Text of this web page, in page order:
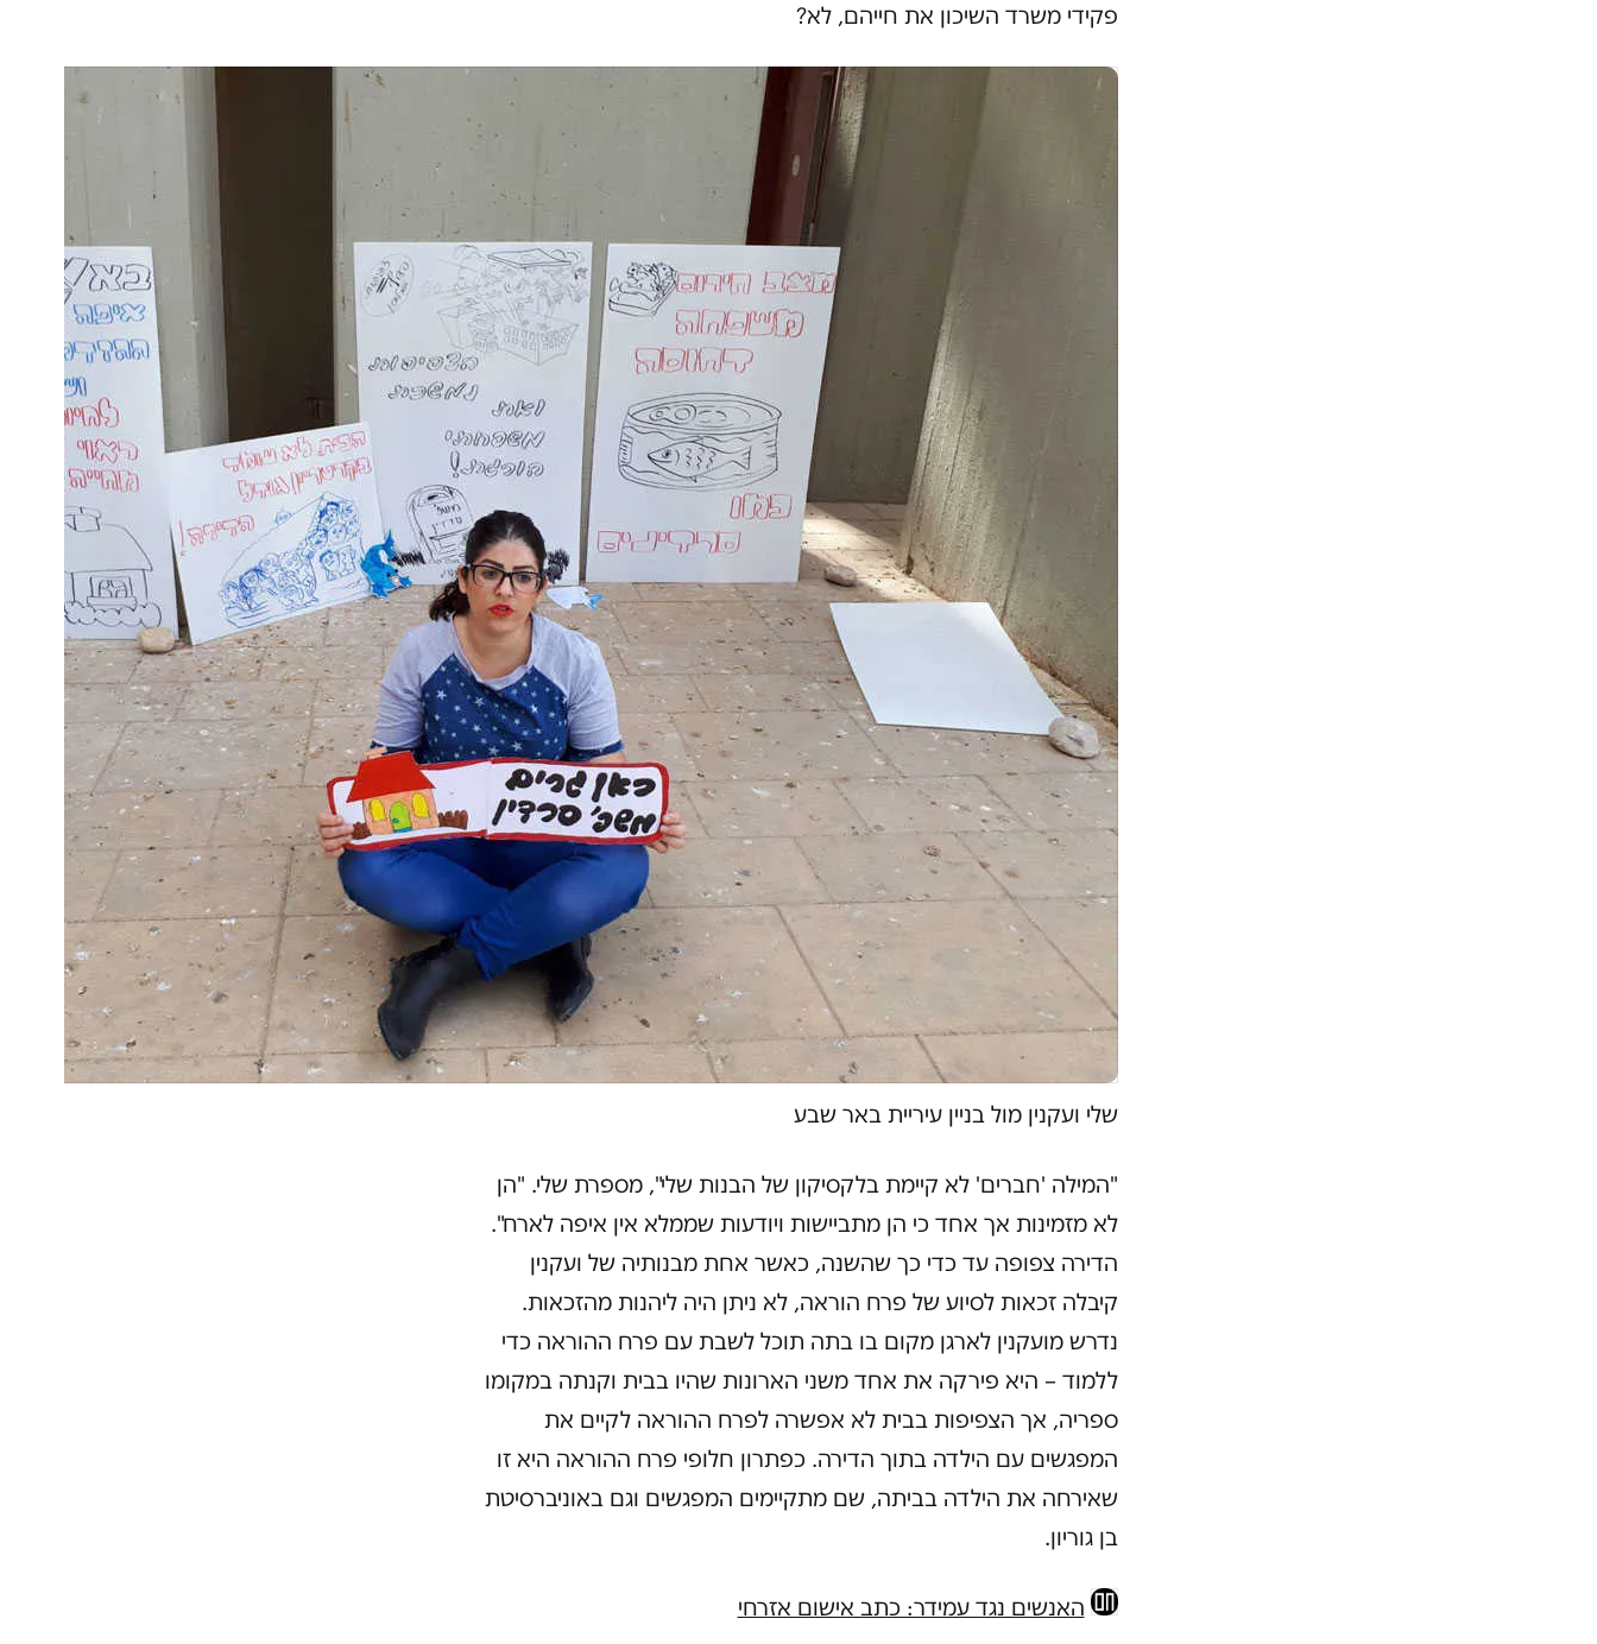
פקידי משרד השיכון את חייהם, לא?
שלי ועקנין מול בניין עיריית באר שבע
"המילה 'חברים' לא קיימת בלקסיקון של הבנות שלי", מספרת שלי. "הן
לא מזמינות אך אחד כי הן מתביישות ויודעות שממלא אין איפה לארח".
הדירה צפופה עד כדי כך שהשנה, כאשר אחת מבנותיה של ועקנין
קיבלה זכאות לסיוע של פרח הוראה, לא ניתן היה ליהנות מהזכאות.
נדרש מועקנין לארגן מקום בו בתה תוכל לשבת עם פרח ההוראה כדי
ללמוד – היא פירקה את אחד משני הארונות שהיו בבית וקנתה במקומו
ספריה, אך הצפיפות בבית לא אפשרה לפרח ההוראה לקיים את
המפגשים עם הילדה בתוך הדירה. כפתרון חלופי פרח ההוראה היא זו
שאירחה את הילדה בביתה, שם מתקיימים המפגשים וגם באוניברסיטת
בן גוריון.
האנשים נגד עמידר: כתב אישום אזרחי